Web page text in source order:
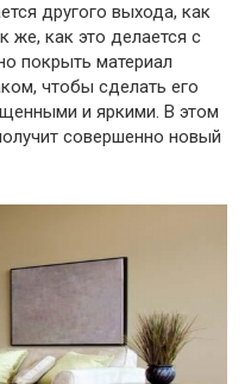
другого выхода, как
же, как это делается с
покрыть материал
чтобы сделать его
и яркими. В этом
совершенно новый